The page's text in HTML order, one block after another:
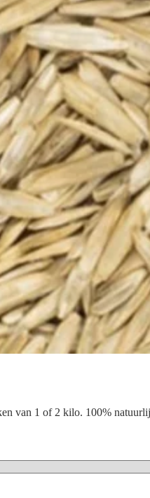
van 1 of 2 kilo. 100%